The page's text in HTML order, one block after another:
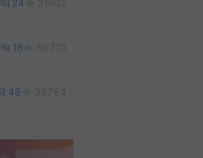
24 31962
18 66710
48 33784